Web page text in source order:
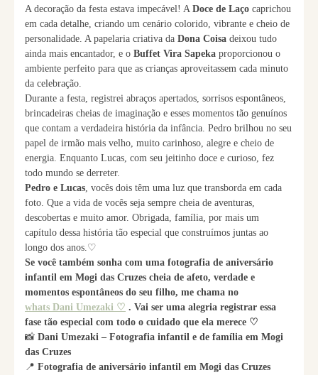
A decoração da festa estava impecável! A Doce de Laço caprichou
em cada detalhe, criando um cenário colorido, vibrante e cheio de
personalidade. A papelaria criativa da Dona Coisa deixou tudo
ainda mais encantador, e o Buffet Vira Sapeka proporcionou o
ambiente perfeito para que as crianças aproveitassem cada minuto
da celebração.
Durante a festa, registrei abraços apertados, sorrisos espontâneos,
brincadeiras cheias de imaginação e esses momentos tão genuínos
que contam a verdadeira história da infância. Pedro brilhou no seu
papel de irmão mais velho, muito carinhoso, alegre e cheio de
energia. Enquanto Lucas, com seu jeitinho doce e curioso, fez
todo mundo se derreter.
Pedro e Lucas , vocês dois têm uma luz que transborda em cada
foto. Que a vida de vocês seja sempre cheia de aventuras,
descobertas e muito amor. Obrigada, família, por mais um
capítulo dessa história tão especial que construímos juntas ao
longo dos anos.♡
Se você também sonha com uma fotografia de aniversário
infantil em Mogi das Cruzes cheia de afeto, verdade e
momentos espontâneos do seu filho, me chama no
whats Dani Umezaki ♡ . Vai ser uma alegria registrar essa
fase tão especial com todo o cuidado que ela merece ♡
📸 Dani Umezaki – Fotografia infantil e de família em Mogi
das Cruzes
📍 Fotografia de aniversário infantil em Mogi das Cruzes